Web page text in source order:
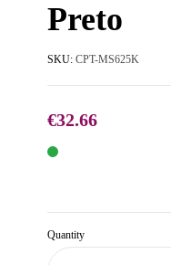
Preto
SKU: CPT-MS625K
€32.66
Quantity